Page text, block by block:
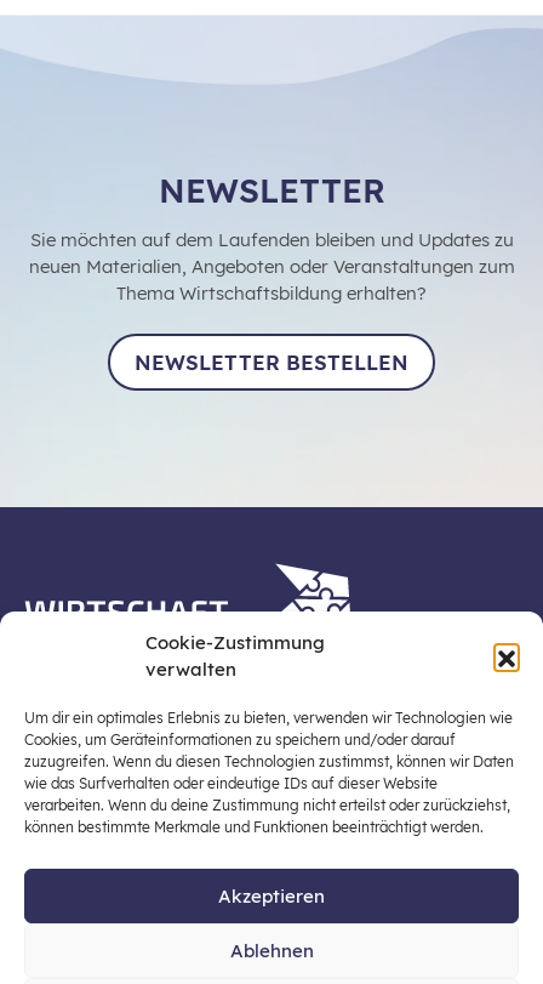
Cookie-Zustimmung
verwalten
Um dir ein optimales Erlebnis zu bieten, verwenden wir Technologien wie
Cookies, um Geräteinformationen zu speichern und/oder darauf
zuzugreifen. Wenn du diesen Technologien zustimmst, können wir Daten
wie das Surfverhalten oder eindeutige IDs auf dieser Website
verarbeiten. Wenn du deine Zustimmung nicht erteilst oder zurückziehst,
können bestimmte Merkmale und Funktionen beeinträchtigt werden.
Akzeptieren
Ablehnen
NEWSLETTER
Sie möchten auf dem Laufenden bleiben und Updates zu
neuen Materialien, Angeboten oder Veranstaltungen zum
Thema Wirtschaftsbildung erhalten?
NEWSLETTER BESTELLEN
Stiftung für Wirtschaftsbildung, Österreichs zentraler
Plattform für die Stärkung und Verbreiterung einer
lebensweltbezogenen und verantwortungsvollen
Wirtschaftsbildung in der schulischen Allgemeinbildung
(Fokus: Sekundarstufe I).
© 2026 Stiftung für Wirtschaftsbildung